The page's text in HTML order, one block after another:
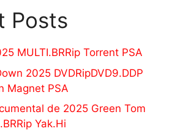
Posts
MULTI.BRRip Torrent PSA
2025 DVDRipDVD9.DDP
Magnet PSA
de 2025 Green Tom
Yak.Hi